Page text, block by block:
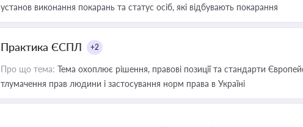
установ виконання покарань та статус осіб, які відбувають покарання
Практика ЄСПЛ +2
Про що тема: Тема охоплює рішення, правові позиції та стандарти
тлумачення прав людини і застосування норм права в Україні